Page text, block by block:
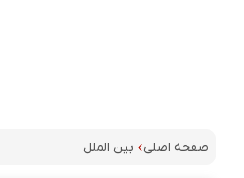
صفحه اصلی بین الملل